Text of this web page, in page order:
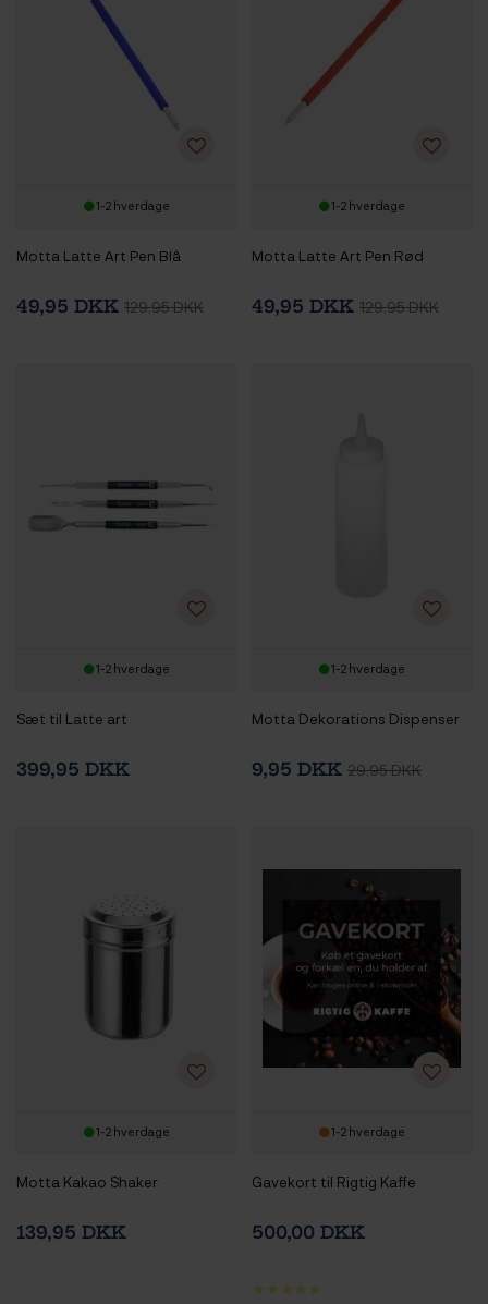
1-2 hverdage
Motta Latte Art Pen Blå
49,95 DKK 129,95 DKK
1-2 hverdage
Motta Latte Art Pen Rød
49,95 DKK 129,95 DKK
1-2 hverdage
Sæt til Latte art
399,95 DKK
1-2 hverdage
Motta Dekorations Dispenser
9,95 DKK 29,95 DKK
1-2 hverdage
Motta Kakao Shaker
139,95 DKK
1-2 hverdage
Gavekort til Rigtig Kaffe
500,00 DKK